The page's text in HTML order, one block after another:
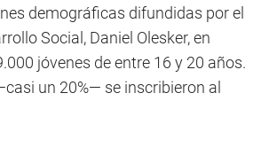
demográficas difundidas por el
Social, Daniel Olesker, en
jóvenes de entre 16 y 20 años.
un 20%— se inscribieron al